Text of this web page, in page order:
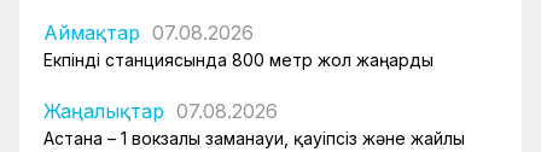
Аймақтар 07.08.2026
Екпінді станциясында 800 метр жол жаңарды
Жаңалықтар 07.08.2026
Астана – 1 вокзалы заманауи, қауіпсіз және жайлы